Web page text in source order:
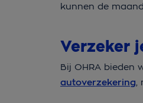
kunnen de
Verzeker
Bij OHRA bieden
autoverzekering,